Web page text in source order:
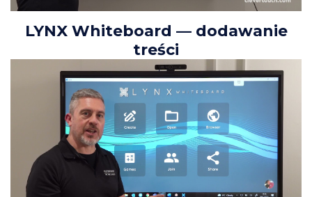
LYNX Whiteboard — dodawanie
treści